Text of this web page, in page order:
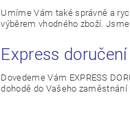
Umíme Vám také správně a
výběrem vhodného zboží.
Express doručení
Dovedeme Vám EXPRESS
dohodě do Vašeho zaměstnání